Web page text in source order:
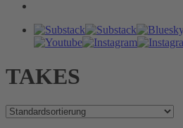
Substack
Bluesky
Instagram
TAKES